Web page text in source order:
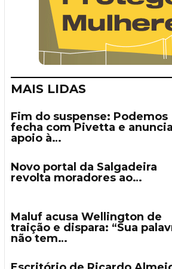
MAIS LIDAS
Fim do suspense: Podemos
fecha com Pivetta e anuncia
apoio à…
Novo portal da Salgadeira
revolta moradores ao…
Maluf acusa Wellington de
traição e dispara: “Sua
não tem…